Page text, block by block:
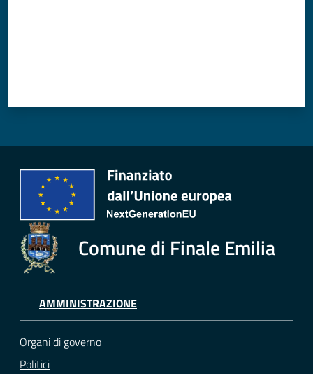
Comune di Finale Emilia
AMMINISTRAZIONE
Organi di governo
Politici